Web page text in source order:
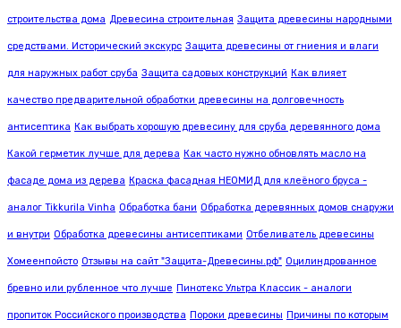
строительства дома Древесина строительная Защита древесины народными
средствами. Исторический экскурс Защита древесины от гниения и влаги
для наружных работ сруба Защита садовых конструкций Как влияет
качество предварительной обработки древесины на долговечность
антисептика Как выбрать хорошую древесину для сруба деревянного дома
Какой герметик лучше для дерева Как часто нужно обновлять масло на
фасаде дома из дерева Краска фасадная НЕОМИД для клеёного бруса -
аналог Tikkurila Vinha Обработка бани Обработка деревянных домов снаружи
и внутри Обработка древесины антисептиками Отбеливатель древесины
Хомеенпойсто Отзывы на сайт "Защита-Древесины.рф" Оцилиндрованное
бревно или рубленное что лучше Пинотекс Ультра Классик - аналоги
пропиток Российского производства Пороки древесины Причины по которым